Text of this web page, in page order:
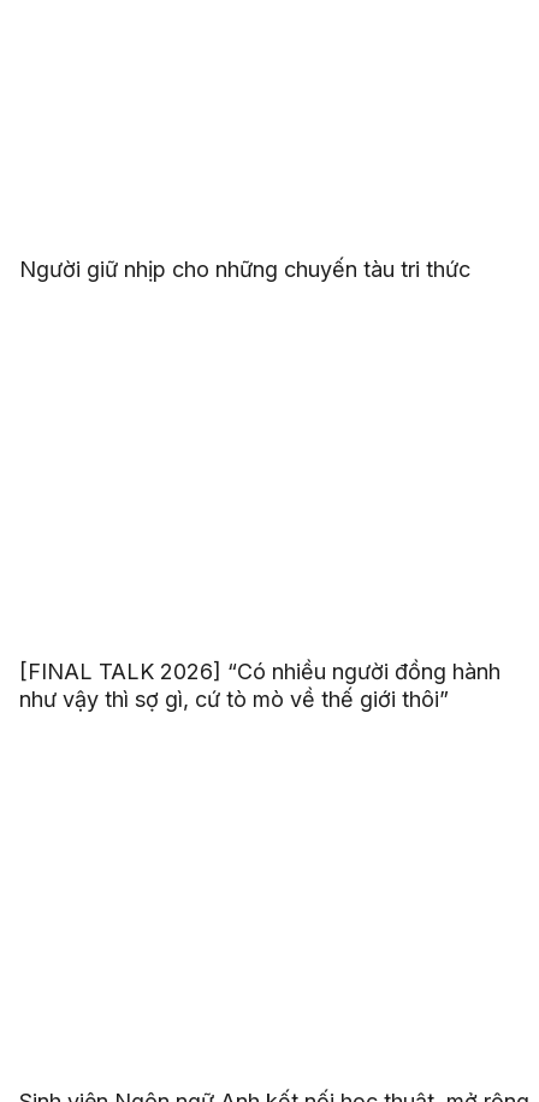
Người giữ nhịp cho những chuyến tàu tri thức
[FINAL TALK 2026] “Có nhiều người đồng hành
như vậy thì sợ gì, cứ tò mò về thế giới thôi”